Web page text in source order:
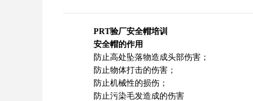
PRT验厂安全帽培训
安全帽的作用
防止高处坠落物造成头部伤害；
防止物体打击的伤害；
防止机械性的损伤；
防止污染毛发造成的伤害